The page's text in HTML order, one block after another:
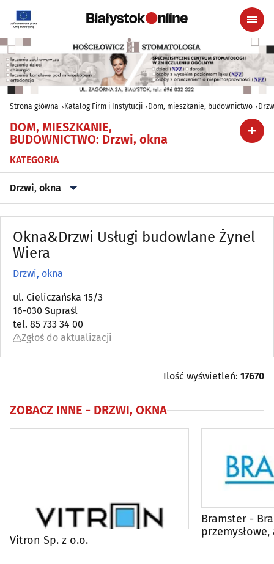
Strona główna Katalog Firm i Instytucji Dom, mieszkanie, budownictwo
DOM, MIESZKANIE,
BUDOWNICTWO: Drzwi, okna
KATEGORIA
Drzwi, okna
Agencje nieruchomości(79)
Antyki(5)
Architektura, architektura wnętrz
Biura projektów
Blacharstwo i dekarstwo
Brukarstwo, bruk (26)
Budowlane przedsiębiorstwa(118)
Centralne odkurzacze(3)
Okna&Drzwi Usługi budowlane Żynel
Wiera
Drzwi, okna
ul. Cieliczańska 15/3
16-030 Supraśl
tel. 85 733 34 00
Zgłoś do aktualizacji
Ilość wyświetleń: 17670
ZOBACZ INNE - DRZWI, OKNA
Vitron Sp. z o.o.
Bramster -